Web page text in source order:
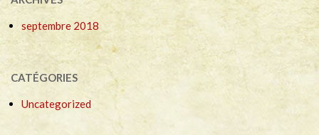
septembre 2018
CATÉGORIES
Uncategorized